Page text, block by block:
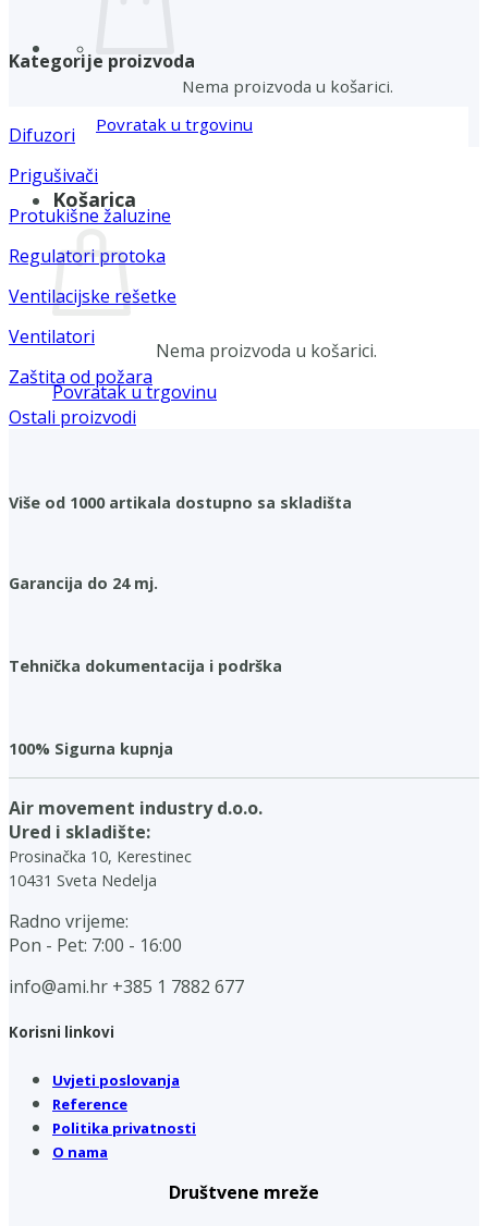
Nema proizvoda u košarici.
Povratak u trgovinu
Košarica
Nema proizvoda u košarici.
Povratak u trgovinu
Kategorije proizvoda
Difuzori
Prigušivači
Protukišne žaluzine
Regulatori protoka
Ventilacijske rešetke
Ventilatori
Zaštita od požara
Ostali proizvodi
Više od 1000 artikala dostupno sa skladišta
Garancija do 24 mj.
Tehnička dokumentacija i podrška
100% Sigurna kupnja
Air movement industry d.o.o.
Ured i skladište:
Prosinačka 10, Kerestinec
10431 Sveta Nedelja
Radno vrijeme:
Pon - Pet: 7:00 - 16:00
info@ami.hr +385 1 7882 677
Korisni linkovi
Uvjeti poslovanja
Reference
Politika privatnosti
O nama
Društvene mreže